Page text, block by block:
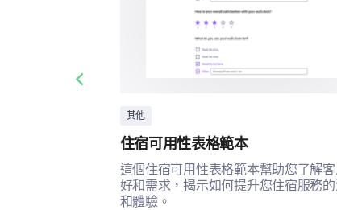
其他
住宿可用性表格範本
這個住宿可用性表格範本幫助您了解
好和需求，揭示如何提升您住宿服務
和體驗。
Previous slide